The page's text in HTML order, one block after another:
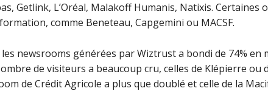
Getlink, L’Oréal, Malakoff Humanis, Natixis.
comme Beneteau, Capgemini ou MACSF.
newsrooms générées par Wiztrust a bondi de 74% en
de visiteurs a beaucoup cru, celles de Klépierre ou
de Crédit Agricole a plus que doublé et celle de la